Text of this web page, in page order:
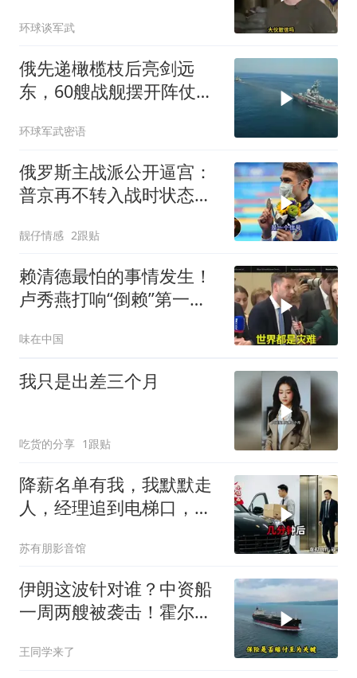
豪赌到底有多疯？
环球谈军武
俄先递橄榄枝后亮剑远
东，60艘战舰摆开阵仗，
环球军武密语
俄罗斯主战派公开逼宫：
普京再不转入战时状态，
靓仔情感 2跟贴
赖清德最怕的事情发生！
卢秀燕打响“倒赖”第一
味在中国
我只是出差三个月
吃货的分享 1跟贴
降薪名单有我，我默默走
人，经理追到电梯口，见
苏有朋影音馆
伊朗这波针对谁？中资船
一周两艘被袭击！霍尔木
彻底破灭！
王同学来了